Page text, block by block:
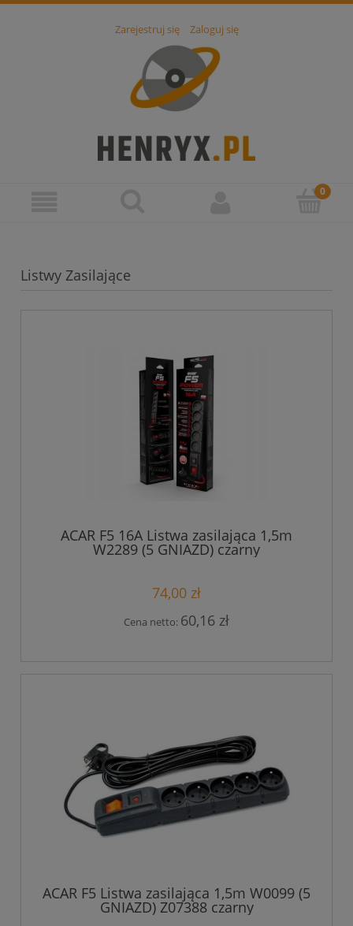
Zarejestruj się Zaloguj się
Listwy Zasilające
ACAR F5 16A Listwa zasilająca 1,5m
W2289 (5 GNIAZD) czarny
74,00 zł
Cena netto: 60,16 zł
ACAR F5 Listwa zasilająca 1,5m W0099 (5
GNIAZD) Z07388 czarny